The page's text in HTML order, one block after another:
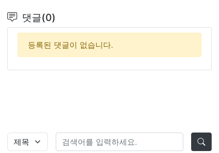
댓글(0)
등록된 댓글이 없습니다.